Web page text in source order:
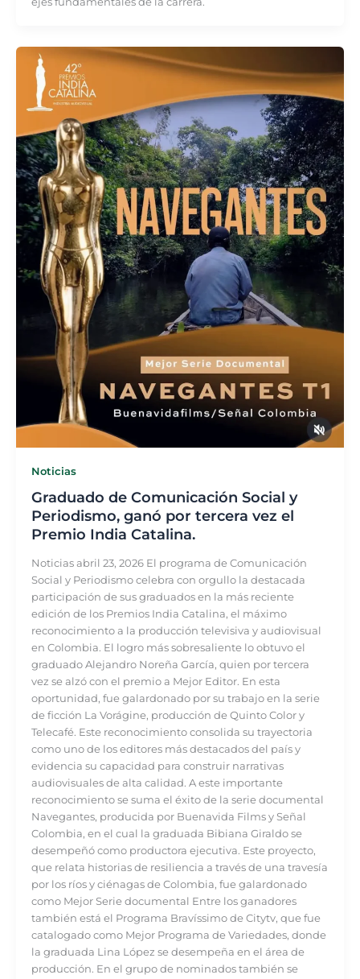
Noticias
Graduado de Comunicación Social y
Periodismo, ganó por tercera vez el
Premio India Catalina.
Noticias abril 23, 2026 El programa de Comunicación
Social y Periodismo celebra con orgullo la destacada
participación de sus graduados en la más reciente
edición de los Premios India Catalina, el máximo
reconocimiento a la producción televisiva y audiovisual
en Colombia. El logro más sobresaliente lo obtuvo el
graduado Alejandro Noreña García, quien por tercera
vez se alzó con el premio a Mejor Editor. En esta
oportunidad, fue galardonado por su trabajo en la serie
de ficción La Vorágine, producción de Quinto Color y
Telecafé. Este reconocimiento consolida su trayectoria
como uno de los editores más destacados del país y
evidencia su capacidad para construir narrativas
audiovisuales de alta calidad. A este importante
reconocimiento se suma el éxito de la serie documental
Navegantes, producida por Buenavida Films y Señal
Colombia, en el cual la graduada Bibiana Giraldo se
desempeñó como productora ejecutiva. Este proyecto,
que relata historias de resiliencia a través de una travesía
por los ríos y ciénagas de Colombia, fue galardonado
como Mejor Serie documental Entre los ganadores
también está el Programa Bravíssimo de Citytv, que fue
catalogado como Mejor Programa de Variedades, donde
la graduada Lina López se desempeña en el área de
producción. En el grupo de nominados también se